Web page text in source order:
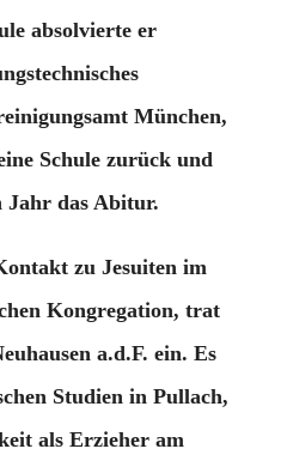
absolvierte er
München,
Schule zurück und
Jahr das Abitur.
zu Jesuiten im
Kongregation, trat
a.d.F. ein. Es
Studien in Pullach,
als Erzieher am